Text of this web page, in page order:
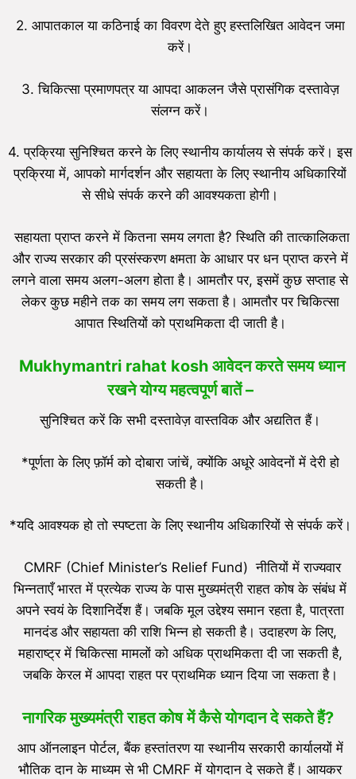
2. आपातकाल या कठिनाई का विवरण देते हुए हस्तलिखित आवेदन जमा
करें।
3. चिकित्सा प्रमाणपत्र या आपदा आकलन जैसे प्रासंगिक दस्तावेज़
संलग्न करें।
4. प्रक्रिया सुनिश्चित करने के लिए स्थानीय कार्यालय से संपर्क करें। इस
प्रक्रिया में, आपको मार्गदर्शन और सहायता के लिए स्थानीय अधिकारियों
से सीधे संपर्क करने की आवश्यकता होगी।
सहायता प्राप्त करने में कितना समय लगता है? स्थिति की तात्कालिकता
और राज्य सरकार की प्रसंस्करण क्षमता के आधार पर धन प्राप्त करने में
लगने वाला समय अलग-अलग होता है। आमतौर पर, इसमें कुछ सप्ताह से
लेकर कुछ महीने तक का समय लग सकता है। आमतौर पर चिकित्सा
आपात स्थितियों को प्राथमिकता दी जाती है।
Mukhymantri rahat kosh आवेदन करते समय ध्यान
रखने योग्य महत्वपूर्ण बातें –
सुनिश्चित करें कि सभी दस्तावेज़ वास्तविक और अद्यतित हैं।
*पूर्णता के लिए फ़ॉर्म को दोबारा जांचें, क्योंकि अधूरे आवेदनों में देरी हो
सकती है।
*यदि आवश्यक हो तो स्पष्टता के लिए स्थानीय अधिकारियों से संपर्क करें।
CMRF (Chief Minister’s Relief Fund) नीतियों में राज्यवार
भिन्नताएँ भारत में प्रत्येक राज्य के पास मुख्यमंत्री राहत कोष के संबंध में
अपने स्वयं के दिशानिर्देश हैं। जबकि मूल उद्देश्य समान रहता है, पात्रता
मानदंड और सहायता की राशि भिन्न हो सकती है। उदाहरण के लिए,
महाराष्ट्र में चिकित्सा मामलों को अधिक प्राथमिकता दी जा सकती है,
जबकि केरल में आपदा राहत पर प्राथमिक ध्यान दिया जा सकता है।
नागरिक मुख्यमंत्री राहत कोष में कैसे योगदान दे सकते हैं?
आप ऑनलाइन पोर्टल, बैंक हस्तांतरण या स्थानीय सरकारी कार्यालयों में
भौतिक दान के माध्यम से भी CMRF में योगदान दे सकते हैं। आयकर